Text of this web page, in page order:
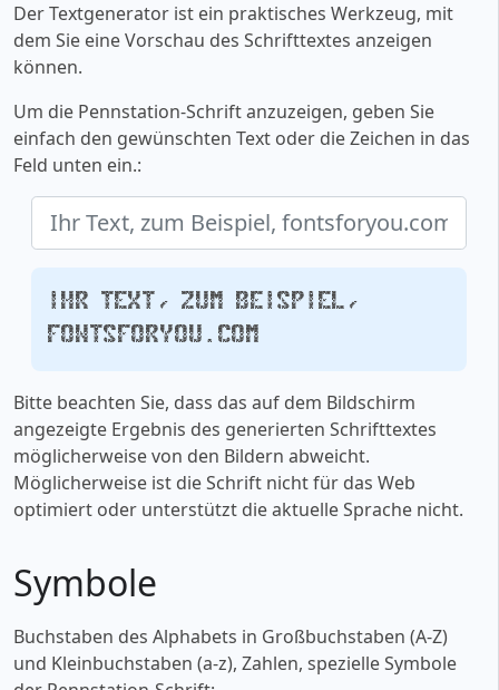
Der Textgenerator ist ein praktisches Werkzeug, mit
dem Sie eine Vorschau des Schrifttextes anzeigen
können.
Um die Pennstation-Schrift anzuzeigen, geben Sie
einfach den gewünschten Text oder die Zeichen in das
Feld unten ein.:
Ihr Text, zum Beispiel,
fontsforyou.com
Bitte beachten Sie, dass das auf dem Bildschirm
angezeigte Ergebnis des generierten Schrifttextes
möglicherweise von den Bildern abweicht.
Möglicherweise ist die Schrift nicht für das Web
optimiert oder unterstützt die aktuelle Sprache nicht.
Symbole
Buchstaben des Alphabets in Großbuchstaben (A-Z)
und Kleinbuchstaben (a-z), Zahlen, spezielle Symbole